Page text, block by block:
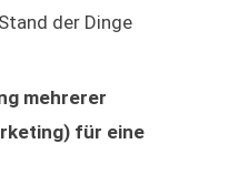
der Dinge
mehrerer
für eine